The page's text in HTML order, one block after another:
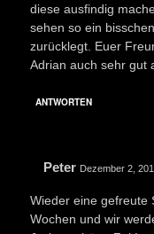
diese ausfindig
sehen so ein
zurücklegt. Euer
Adrian auch sehr gut
ANTWORTEN
Peter Dezember 2,
Wieder eine gefreute
Wochen und wir